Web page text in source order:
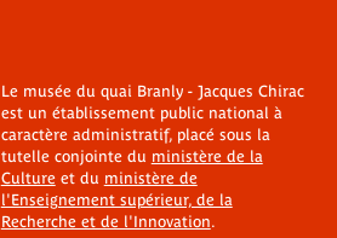
Le musée du quai Branly - Jacques Chirac
est un établissement public national à
caractère administratif, placé sous la
tutelle conjointe du ministère de la
Cultureet du ministère de
l'Enseignement supérieur, de la
Recherche et de l'Innovation.